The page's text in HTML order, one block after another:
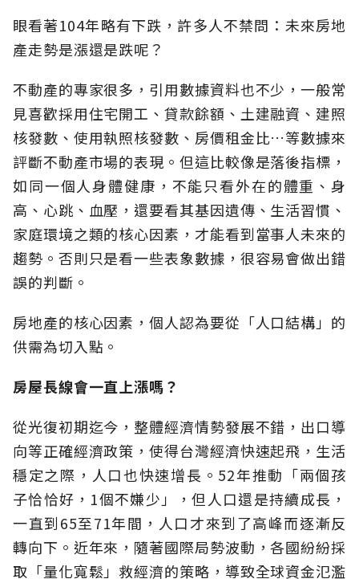
眼看著104年略有下跌，許多人不禁問：未來房地
產走勢是漲還是跌呢？
不動產的專家很多，引用數據資料也不少，一般常
見喜歡採用住宅開工、貸款餘額、土建融資、建照
核發數、使用執照核發數、房價租金比…等數據來
評斷不動產市場的表現。但這比較像是落後指標，
如同一個人身體健康，不能只看外在的體重、身
高、心跳、血壓，還要看其基因遺傳、生活習慣、
家庭環境之類的核心因素，才能看到當事人未來的
趨勢。否則只是看一些表象數據，很容易會做出錯
誤的判斷。
房地產的核心因素，個人認為要從「人口結構」的
供需為切入點。
房屋長線會一直上漲嗎？
從光復初期迄今，整體經濟情勢發展不錯，出口導
向等正確經濟政策，使得台灣經濟快速起飛，生活
穩定之際，人口也快速增長。52年推動「兩個孩
子恰恰好，1個不嫌少」，但人口還是持續成長，
一直到65至71年間，人口才來到了高峰而逐漸反
轉向下。近年來，隨著國際局勢波動，各國紛紛採
取「量化寬鬆」救經濟的策略，導致全球資金氾濫